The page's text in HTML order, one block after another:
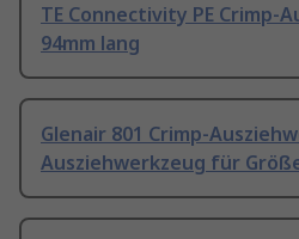
TE Connectivity PE Crimp-
94mm lang
Glenair 801 Crimp-
Ausziehwerkzeug für